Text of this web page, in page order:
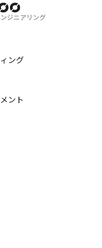
ジニアリング
ング
ント